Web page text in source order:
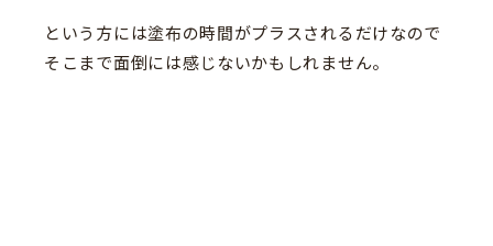
という方には塗布の時間がプラスされるだけなので
そこまで面倒には感じないかもしれません。